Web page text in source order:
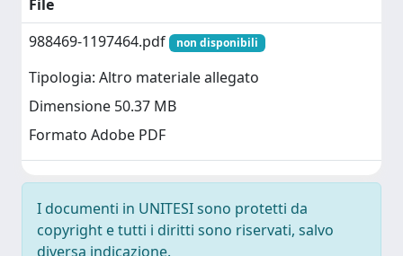
File
988469-1197464.pdf
non disponibili
Tipologia: Altro materiale allegato
Dimensione 50.37 MB
Formato Adobe PDF
I documenti in UNITESI sono protetti da
copyright e tutti i diritti sono riservati, salvo
diversa indicazione.